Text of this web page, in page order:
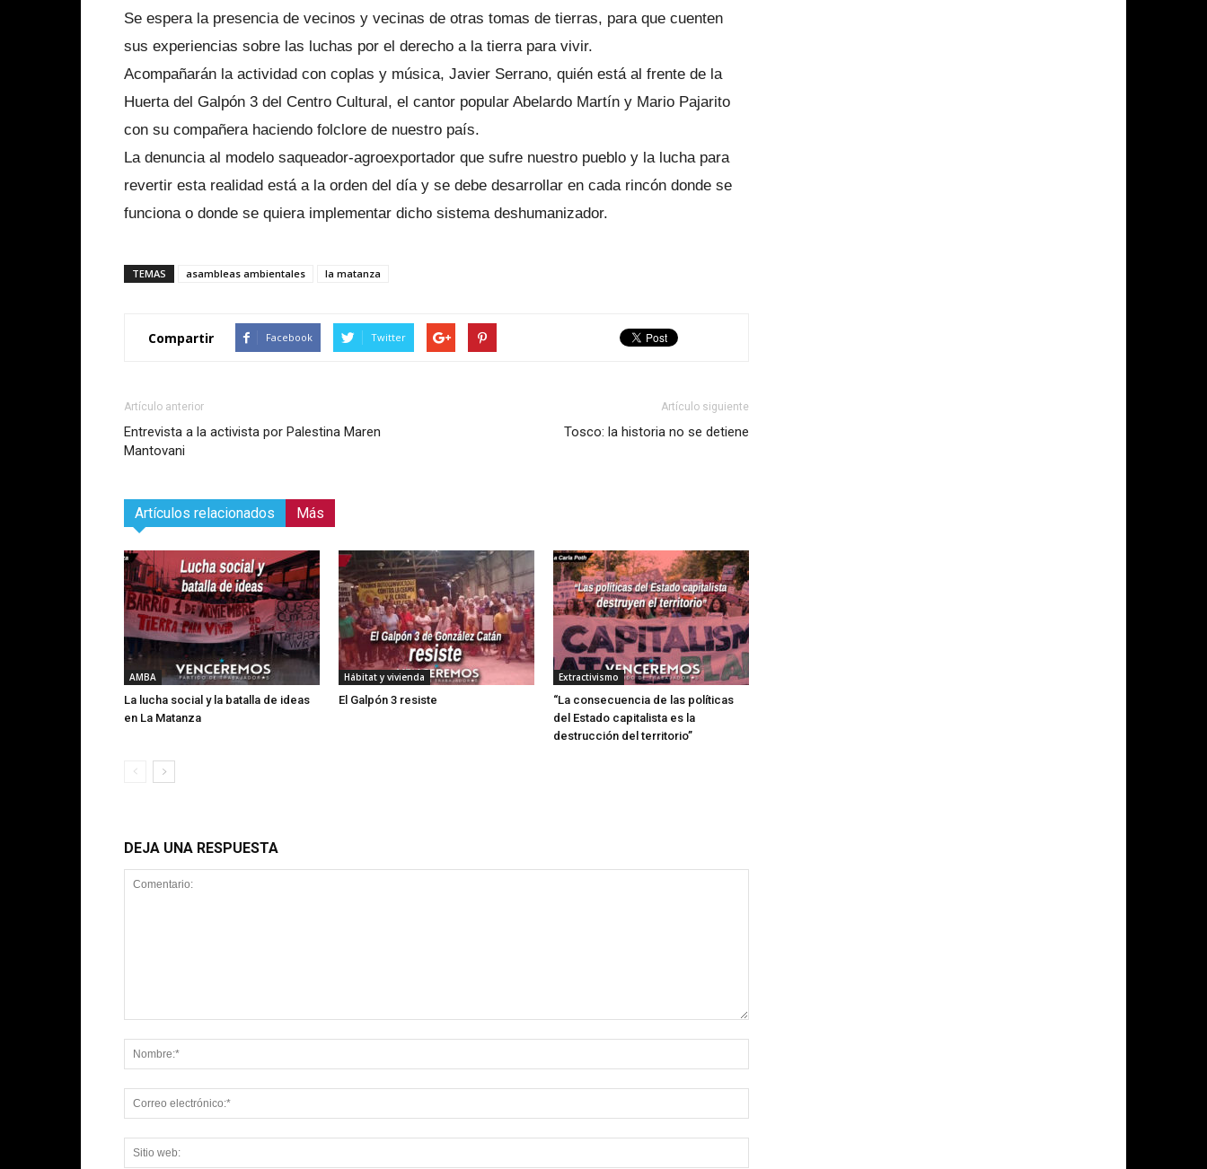
Se espera la presencia de vecinos y vecinas de otras tomas de tierras, para que cuenten
sus experiencias sobre las luchas por el derecho a la tierra para vivir.
Acompañarán la actividad con coplas y música, Javier Serrano, quién está al frente de la
Huerta del Galpón 3 del Centro Cultural, el cantor popular Abelardo Martín y Mario Pajarito
con su compañera haciendo folclore de nuestro país.
La denuncia al modelo saqueador-agroexportador que sufre nuestro pueblo y la lucha para
revertir esta realidad está a la orden del día y se debe desarrollar en cada rincón donde se
funciona o donde se quiera implementar dicho sistema deshumanizador.
TEMAS asambleas ambientales la matanza
Compartir Facebook Twitter
Artículo anterior
Entrevista a la activista por Palestina Maren
Mantovani
Artículo siguiente
Tosco: la historia no se detiene
Artículos relacionados Más
AMBA
La lucha social y la batalla de ideas
en La Matanza
Hábitat y vivienda
El Galpón 3 resiste
Extractivismo
“La consecuencia de las políticas
del Estado capitalista es la
destrucción del territorio”
DEJA UNA RESPUESTA